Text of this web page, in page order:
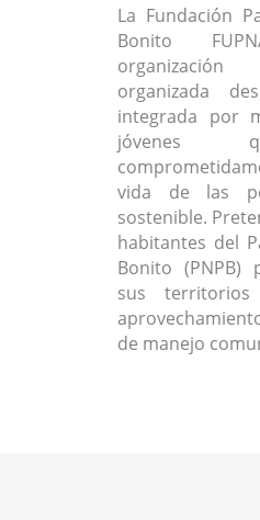
La Fundación
Bonito
organizada
integrada por
jóvenes
vida de las
sostenible.
habitantes del
Bonito (PNPB)
sus
de manejo